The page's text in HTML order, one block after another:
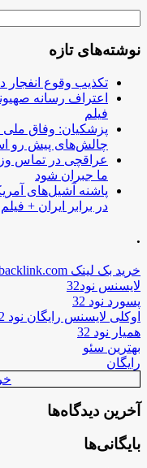
نوشته‌های تازه
تکذیب وقوع انفجار
اعتراف رسانه
فیلم
پزشکیان: وفاق ملی
چالش‌های پیش رو
عراقچی در تماس
ما جبران شود
پاشنه آشیل‌های
در برابر ایران + فیلم
.
خرید بک لینک behtarinbacklink.com
لایسنس نود32
پسورد نود 32
اوکلی لایسنس رایگان نود 32
همیار نود 32
بهترین سئو
رایگان
آخرین دیدگاه‌ها
بایگانی‌ها